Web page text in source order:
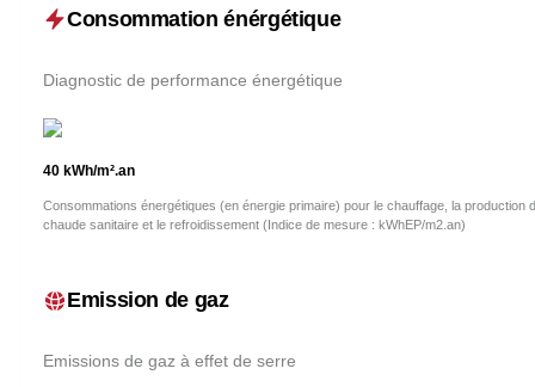
Consommation énérgétique
Diagnostic de performance énergétique
40 kWh/m².an
Consommations énergétiques (en énergie primaire) pour le chauffage, la production
chaude sanitaire et le refroidissement (Indice de mesure : kWhEP/m2.an)
Emission de gaz
Emissions de gaz à effet de serre